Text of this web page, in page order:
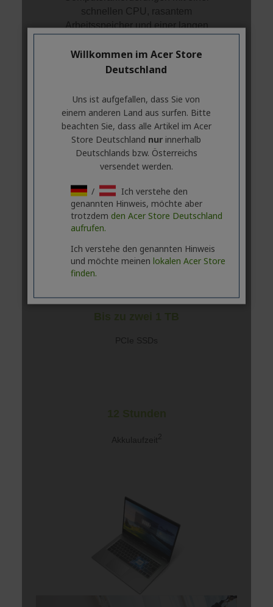
Willkommen im Acer Store
Deutschland
Uns ist aufgefallen, dass Sie von
einem anderen Land aus surfen. Bitte
beachten Sie, dass alle Artikel im Acer
Store Deutschland nur innerhalb
Deutschlands bzw. Österreichs
versendet werden.
/
Ich verstehe den
genannten Hinweis, möchte aber
trotzdem den Acer Store Deutschland
aufrufen.
Ich verstehe den genannten Hinweis
und möchte meinen lokalen Acer Store
finden.